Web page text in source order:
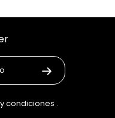
condiciones .